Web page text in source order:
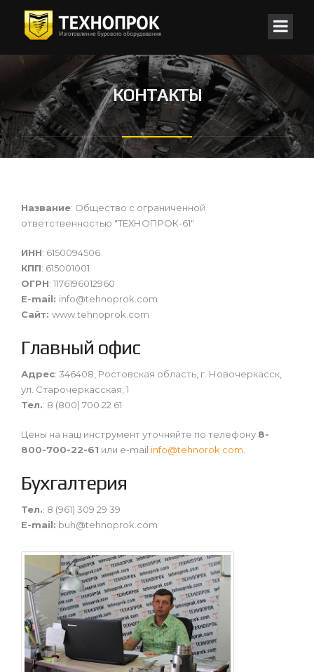
КОНТАКТЫ
Название: Общество с ограниченной
ответственностью "ТЕХНОПРОК-61"
ИНН: 6150094506
КПП: 615001001
ОГРН: 1176196012960
E-mail: info@tehnoprok.com
Сайт: www.tehnoprok.com
Главный офис
Адрес: 346408, Ростовская область, г. Новочеркасск,
ул. Старочеркасская, 1
Тел.: 8 (800) 700 22 61
Цены на наш инструмент уточняйте по телефону 8-
800-700-22-61 или e-mail info@tehnorok.com
Бухгалтерия
Тел.: 8 (961) 309 29 39
E-mail: buh@tehnoprok.com